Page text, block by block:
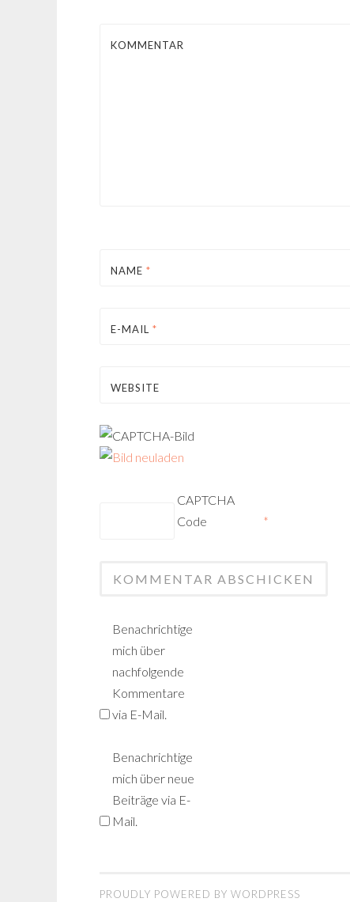
KOMMENTAR
NAME *
E-MAIL *
WEBSITE
CAPTCHA
Code
*
Benachrichtige
mich über
nachfolgende
Kommentare
via E-Mail.
Benachrichtige
mich über neue
Beiträge via E-
Mail.
PROUDLY POWERED BY WORDPRESS